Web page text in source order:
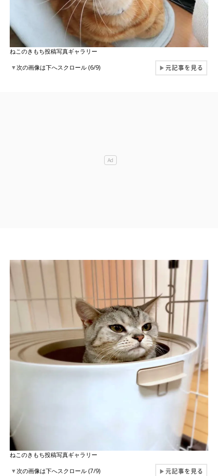
ねこのきもち投稿写真ギャラリー
▼次の画像は下へスクロール (6/9) ▶元記事を見る
ねこのきもち投稿写真ギャラリー
▼次の画像は下へスクロール (7/9) ▶元記事を見る